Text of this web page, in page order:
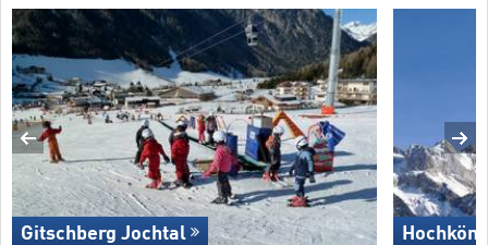
Gitschberg Jochtal